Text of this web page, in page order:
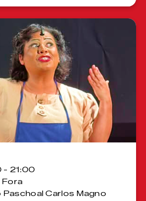
- 21:00
Fora
Paschoal Carlos Magno